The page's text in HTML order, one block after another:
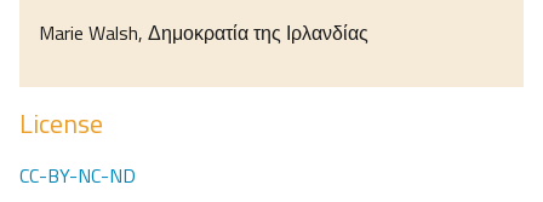
Marie Walsh, Δημοκρατία της Ιρλανδίας
License
CC-BY-NC-ND